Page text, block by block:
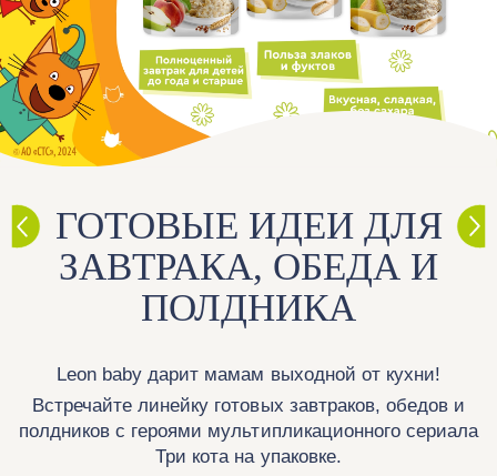
ГОТОВЫЕ ИДЕИ ДЛЯ
ЗАВТРАКА, ОБЕДА И
ПОЛДНИКА
Leon baby дарит мамам выходной от кухни!
Встречайте линейку готовых завтраков, обедов и
полдников с героями мультипликационного сериала
Три кота на упаковке.